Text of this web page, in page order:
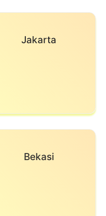
Jakarta
Bekasi